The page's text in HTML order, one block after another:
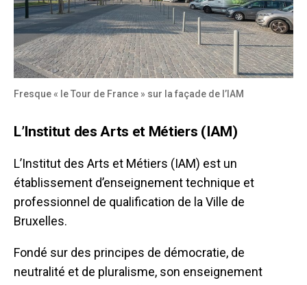
Fresque « le Tour de France » sur la façade de l’IAM
L’Institut des Arts et Métiers (IAM)
L’Institut des Arts et Métiers (IAM) est un
établissement d’enseignement technique et
professionnel de qualification de la Ville de
Bruxelles.
Fondé sur des principes de démocratie, de
neutralité et de pluralisme, son enseignement